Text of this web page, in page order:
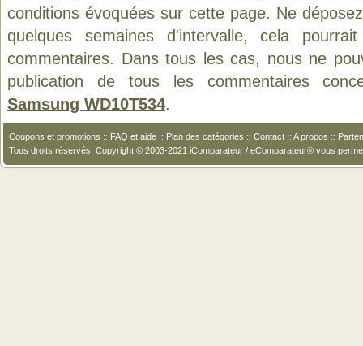
conditions évoquées sur cette page. Ne
quelques semaines d'intervalle, cela
commentaires. Dans tous les cas, nous ne
publication de tous les commentaires
Samsung WD10T534.
Coupons et promotions :: FAQ et aide :: Plan des catégories :: Contact :: A propos ::
Tous droits réservés. Copyright © 2003-2021 iComparateur / eComparateur® vous